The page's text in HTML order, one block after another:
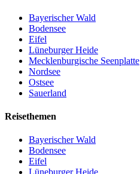
Bayerischer Wald
Bodensee
Eifel
Lüneburger Heide
Mecklenburgische Seenplatte
Nordsee
Ostsee
Sauerland
Reisethemen
Bayerischer Wald
Bodensee
Eifel
Lüneburger Heide